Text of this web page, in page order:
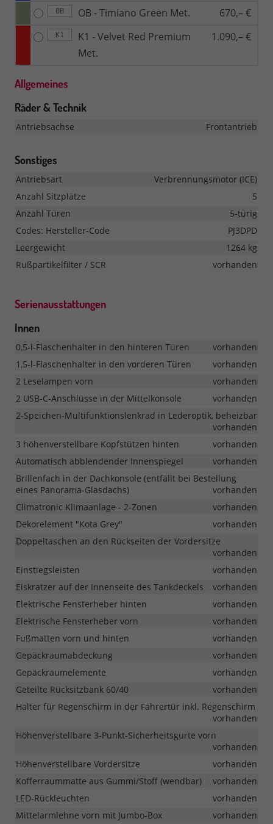
0B OB - Timiano Green Met. 670,– €
K1
K1 - Velvet Red Premium
Met.
1.090,– €
Allgemeines
Räder & Technik
Antriebsachse Frontantrieb
Sonstiges
Antriebsart
Verbrennungsmotor (ICE)
Anzahl Sitzplätze
5
Anzahl Türen
5-türig
Codes: Hersteller-Code
PJ3DPD
Leergewicht
1264 kg
Rußpartikelfilter / SCR
vorhanden
Serienausstattungen
Innen
0,5-l-Flaschenhalter in den hinteren Türen
vorhanden
1,5-l-Flaschenhalter in den vorderen Türen
vorhanden
2 Leselampen vorn
vorhanden
2 USB-C-Anschlüsse in der Mittelkonsole
vorhanden
2-Speichen-Multifunktionslenkrad in Lederoptik, beheizbar
vorhanden
3 höhenverstellbare Kopfstützen hinten
vorhanden
Automatisch abblendender Innenspiegel
vorhanden
Brillenfach in der Dachkonsole (entfällt bei Bestellung
eines Panorama-Glasdachs)
vorhanden
Climatronic Klimaanlage - 2-Zonen
vorhanden
Dekorelement "Kota Grey"
vorhanden
Doppeltaschen an den Rückseiten der Vordersitze
vorhanden
Einstiegsleisten
vorhanden
Eiskratzer auf der Innenseite des Tankdeckels
vorhanden
Elektrische Fensterheber hinten
vorhanden
Elektrische Fensterheber vorn
vorhanden
Fußmatten vorn und hinten
vorhanden
Gepäckraumabdeckung
vorhanden
Gepäckraumelemente
vorhanden
Geteilte Rücksitzbank 60/40
vorhanden
Halter für Regenschirm in der Fahrertür inkl. Regenschirm
vorhanden
Höhenverstellbare 3-Punkt-Sicherheitsgurte vorn
vorhanden
Höhenverstellbare Vordersitze
vorhanden
Kofferraummatte aus Gummi/Stoff (wendbar)
vorhanden
LED-Rückleuchten
vorhanden
Mittelarmlehne vorn mit Jumbo-Box
vorhanden